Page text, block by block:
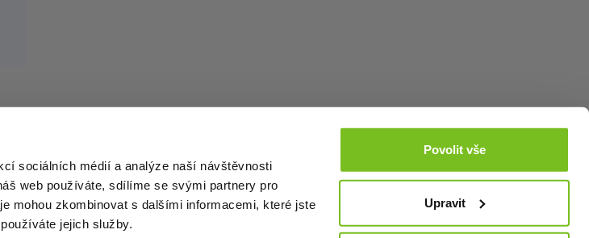
sociálních médií a analýze naší návštěvnosti
web používáte, sdílíme se svými partnery pro
mohou zkombinovat s dalšími informacemi, které jste
jejich služby.
Povolit vše
Upravit
3 4 5